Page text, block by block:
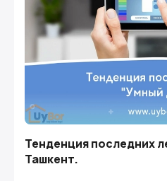
Тенденция последних
Ташкент.